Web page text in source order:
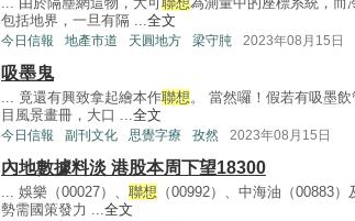
包括地界，一旦有隔 ...全文
今日信報 地產市道 天圓地方 梁守肫 2023年08月15日
吸墨鬼
... 竟還有興致拿起繪本作聯想。 當然囉！假若有吸墨
目風景畫冊，大口 ...全文
今日信報 副刊文化 思覺字療 孜然 2023年08月15日
內地數據料淡 港股本周下望18300
... 娛樂（00027）、 聯想 （00992）、中海油（00883
勢需國策發力 ...全文